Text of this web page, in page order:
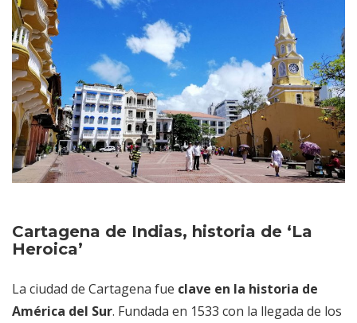
El centro histórico de Cartagena
Zonas que ver en Cartagena de Indias
Colombia
Playas de Cartagena de Indias y
alrededores
¿Cartagena de Indias es peligroso? La
seguridad en Cartagena
Consejos de alojamiento en Cartagena
Cartagena de Indias, historia de ‘La
Heroica’
La ciudad de Cartagena fue clave en la historia de
América del Sur. Fundada en 1533 con la llegada de los